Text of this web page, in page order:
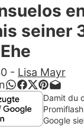
Stars
Filme & Serien
Lifestyle
Familie &
Promiflash
seiner
- Lisa Mayr
Damit du
Google